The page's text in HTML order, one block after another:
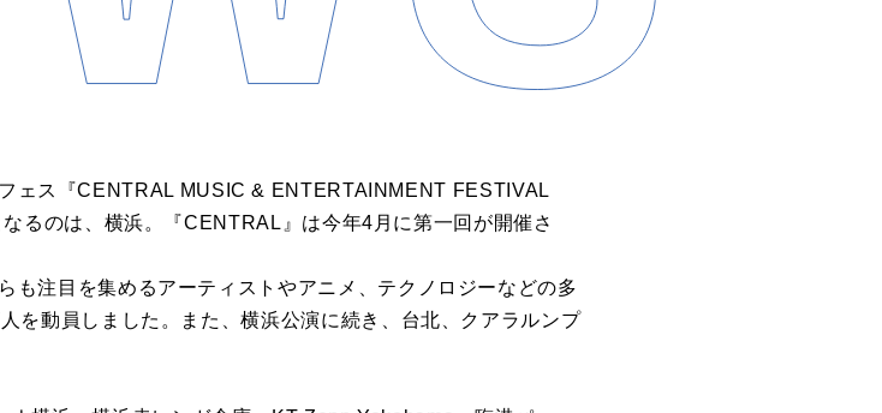
ェス『CENTRAL MUSIC & ENTERTAINMENT FESTIVAL
るのは、横浜。『CENTRAL』は今年4月に第一回が開催さ
も注目を集めるアーティストやアニメ、テクノロジーなどの多
を動員しました。また、横浜公演に続き、台北、クアラルンプ